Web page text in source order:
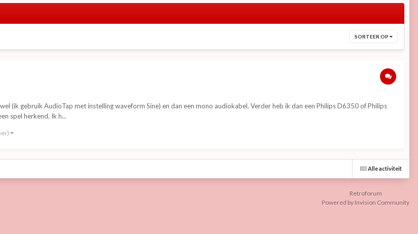
SORTEER OP
(ik gebruik AudioTap met instelling waveform Sine) en dan een mono audiokabel. Verder heb ik dan een Philips D6350 of Philips
spel herkend. Ik h...
Alle activiteit
Retroforum
Powered by Invision Community